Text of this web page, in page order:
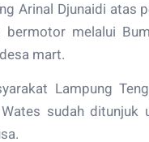
Arinal Djunaidi atas
bermotor melalui
mart.
Lampung
sudah